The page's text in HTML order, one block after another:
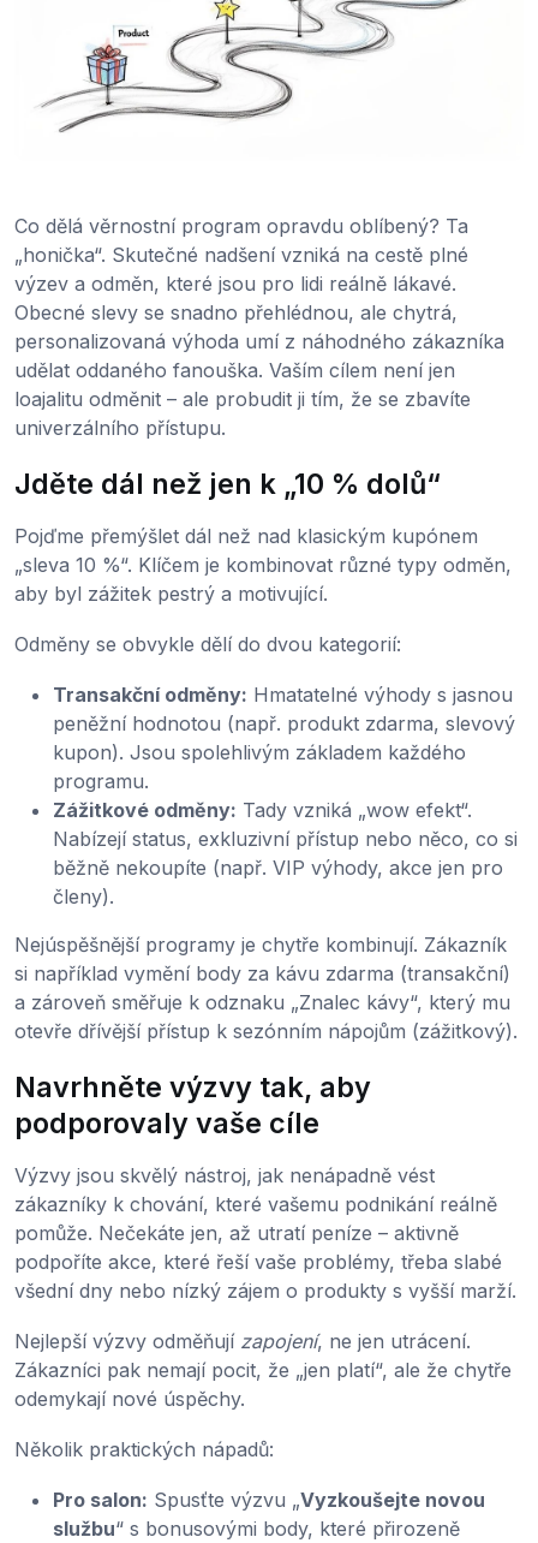
Co dělá věrnostní program opravdu oblíbený? Ta
„honička“. Skutečné nadšení vzniká na cestě plné
výzev a odměn, které jsou pro lidi reálně lákavé.
Obecné slevy se snadno přehlédnou, ale chytrá,
personalizovaná výhoda umí z náhodného zákazníka
udělat oddaného fanouška. Vaším cílem není jen
loajalitu odměnit – ale probudit ji tím, že se zbavíte
univerzálního přístupu.
Jděte dál než jen k „10 % dolů“
Pojďme přemýšlet dál než nad klasickým kupónem
„sleva 10 %“. Klíčem je kombinovat různé typy odměn,
aby byl zážitek pestrý a motivující.
Odměny se obvykle dělí do dvou kategorií:
Transakční odměny: Hmatatelné výhody s jasnou
peněžní hodnotou (např. produkt zdarma, slevový
kupon). Jsou spolehlivým základem každého
programu.
Zážitkové odměny: Tady vzniká „wow efekt“.
Nabízejí status, exkluzivní přístup nebo něco, co si
běžně nekoupíte (např. VIP výhody, akce jen pro
členy).
Nejúspěšnější programy je chytře kombinují. Zákazník
si například vymění body za kávu zdarma (transakční)
a zároveň směřuje k odznaku „Znalec kávy“, který mu
otevře dřívější přístup k sezónním nápojům (zážitkový).
Navrhněte výzvy tak, aby
podporovaly vaše cíle
Výzvy jsou skvělý nástroj, jak nenápadně vést
zákazníky k chování, které vašemu podnikání reálně
pomůže. Nečekáte jen, až utratí peníze – aktivně
podpoříte akce, které řeší vaše problémy, třeba slabé
všední dny nebo nízký zájem o produkty s vyšší marží.
Nejlepší výzvy odměňují zapojení, ne jen utrácení.
Zákazníci pak nemají pocit, že „jen platí“, ale že chytře
odemykají nové úspěchy.
Několik praktických nápadů:
Pro salon: Spusťte výzvu „Vyzkoušejte novou
službu“ s bonusovými body, které přirozeně